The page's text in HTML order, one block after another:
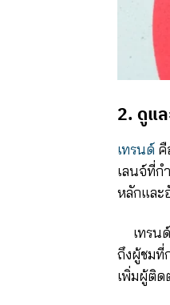
2. ดูแ
เทรนด์ คื
เลนจ์ที่ก
หลักและ
เทรน
ถึงผู้ชมที่
เพิ่มผู้ติด